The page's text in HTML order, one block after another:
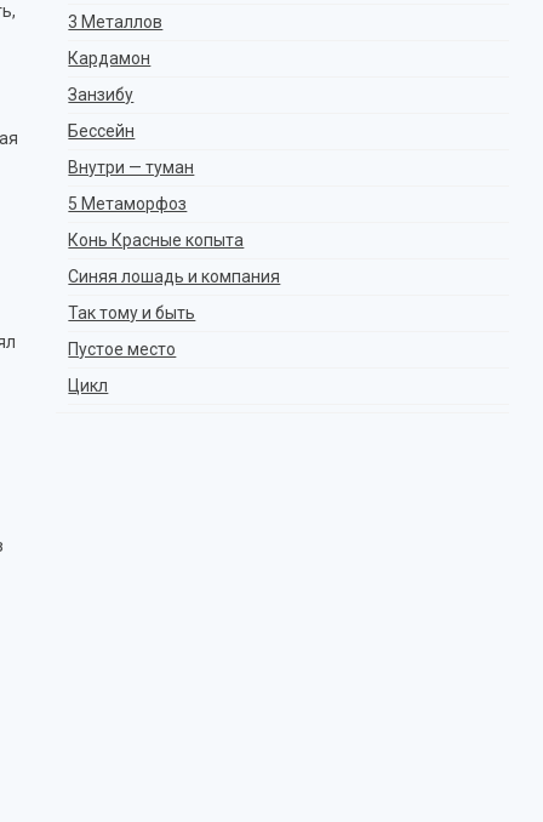
3 Металлов
Кардамон
Занзибу
Бессейн
Внутри — туман
5 Метаморфоз
Конь Красные копыта
Синяя лошадь и компания
Так тому и быть
Пустое место
Цикл